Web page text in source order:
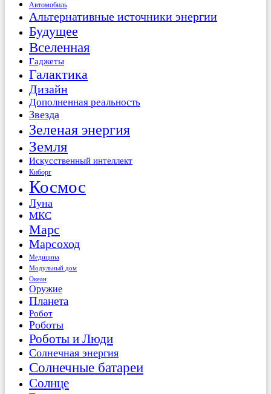
Автомобиль
Альтернативные источники энергии
Будущее
Вселенная
Гаджеты
Галактика
Дизайн
Дополненная реальность
Звезда
Зеленая энергия
Земля
Искусственный интеллект
Киборг
Космос
Луна
МКС
Марс
Марсоход
Медицина
Модульный дом
Океан
Оружие
Планета
Робот
Роботы
Роботы и Люди
Солнечная энергия
Солнечные батареи
Солнце